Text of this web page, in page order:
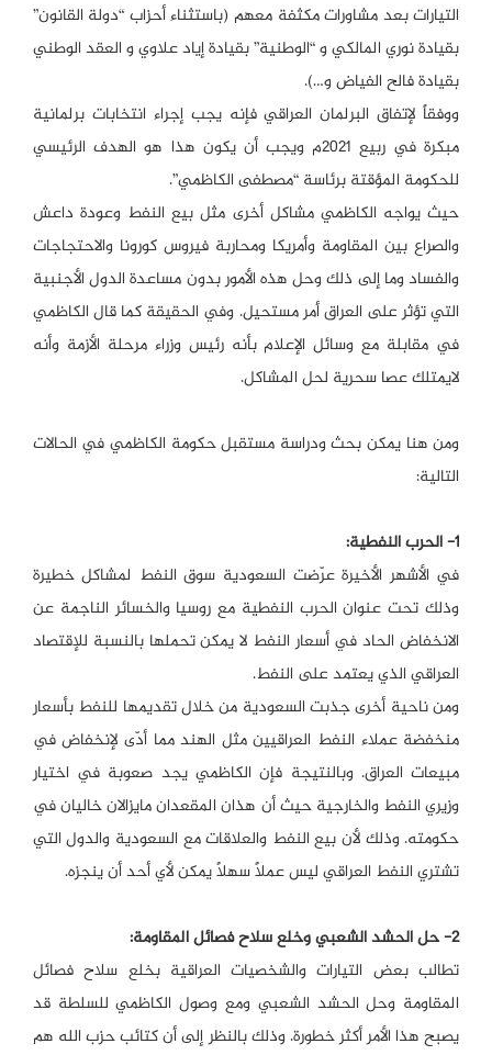
التيارات بعد مشاورات مكثفة معهم (باستثناء أحزاب “دولة القانون”
بقيادة نوري المالكي و “الوطنية” بقيادة إياد علاوي و العقد الوطني
بقيادة فالح الفياض و…).
ووفقاً لإتفاق البرلمان العراقي فإنه يجب إجراء انتخابات برلمانية
مبكرة في ربيع 2021م ويجب أن يكون هذا هو الهدف الرئيسي
للحكومة المؤقتة برئاسة “مصطفى الكاظمي”.
حيث يواجه الكاظمي مشاكل أخرى مثل بيع النفط وعودة داعش
والصراع بين المقاومة وأمريكا ومحاربة فيروس كورونا والاحتجاجات
والفساد وما إلى ذلك وحل هذه الأمور بدون مساعدة الدول الأجنبية
التي تؤثر على العراق أمر مستحيل. وفي الحقيقة كما قال الكاظمي
في مقابلة مع وسائل الإعلام بأنه رئيس وزراء مرحلة الأزمة وأنه
لايمتلك عصا سحرية لحل المشاكل.
ومن هنا يمكن بحث ودراسة مستقبل حكومة الكاظمي في الحالات
التالية:
1- الحرب النفطية:
في الأشهر الأخيرة عرّضت السعودية سوق النفط لمشاكل خطيرة
وذلك تحت عنوان الحرب النفطية مع روسيا والخسائر الناجمة عن
الانخفاض الحاد في أسعار النفط لا يمكن تحملها بالنسبة للإقتصاد
العراقي الذي يعتمد على النفط.
ومن ناحية أخرى جذبت السعودية من خلال تقديمها للنفط بأسعار
منخفضة عملاء النفط العراقيين مثل الهند مما أدّى لإنخفاض في
مبيعات العراق. وبالنتيجة فإن الكاظمي يجد صعوبة في اختيار
وزيري النفط والخارجية حيث أن هذان المقعدان مايزالان خاليان في
حكومته. وذلك لأن بيع النفط والعلاقات مع السعودية والدول التي
تشتري النفط العراقي ليس عملاً سهلاً يمكن لأي أحد أن ينجزه.
2- حل الحشد الشعبي وخلع سلاح فصائل المقاومة:
تطالب بعض التيارات والشخصيات العراقية بخلع سلاح فصائل
المقاومة وحل الحشد الشعبي ومع وصول الكاظمي للسلطة قد
يصبح هذا الأمر أكثر خطورة. وذلك بالنظر إلى أن كتائب حزب الله هم